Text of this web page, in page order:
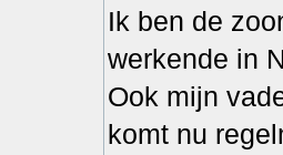
Ik ben de
werkende in
Ook mijn
komt nu